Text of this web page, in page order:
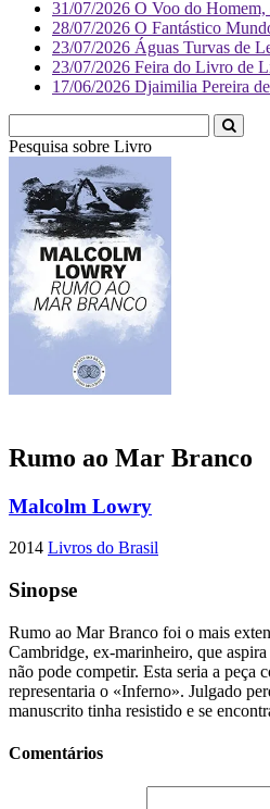
31/07/2026 O Voo do Homem,
28/07/2026 O Fantástico
23/07/2026 Águas Turvas de
23/07/2026 Feira do Livro de
17/06/2026 Djaimilia Pereira
Pesquisa sobre L
Rumo ao Mar Branco
Malcolm Lowry
2014 Livros do Brasil
Sinopse
Rumo ao Mar Branco foi o mais
Cambridge, ex-marinheiro, que
não pode competir. Esta seria a peça
representaria o «Inferno». Julgado
manuscrito tinha resistido e se
Comentários